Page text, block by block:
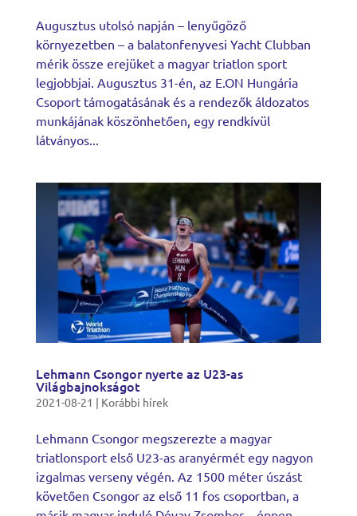
Augusztus utolsó napján – lenyűgöző
környezetben – a balatonfenyvesi Yacht Clubban
mérik össze erejüket a magyar triatlon sport
legjobbjai. Augusztus 31-én, az E.ON Hungária
Csoport támogatásának és a rendezők áldozatos
munkájának köszönhetően, egy rendkívül
látványos...
Lehmann Csongor nyerte az U23-as
Világbajnokságot
2021-08-21 | Korábbi hírek
Lehmann Csongor megszerezte a magyar
triatlonsport első U23-as aranyérmét egy nagyon
izgalmas verseny végén. Az 1500 méter úszást
követően Csongor az első 11 fos csoportban, a